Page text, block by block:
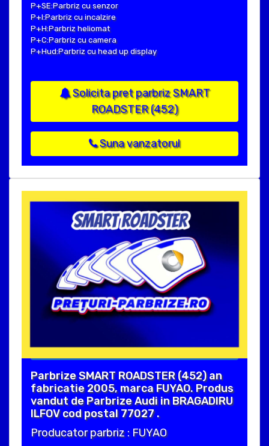
P+SE:Parbriz cu senzor
P+I:Parbriz cu incalzire
P+H:Parbriz heliomat
P+C:Parbriz cu camera
P+Hud:Parbriz cu head up display
Solicita pret parbriz SMART
ROADSTER (452)
Suna vanzatorul
Parbrize SMART ROADSTER (452) an
fabricatie 2005, marca FUYAO. Produs
vandut de Parbrize Audi in BRAGADIRU
ILFOV cod postal 77027 .
Producator parbriz : FUYAO